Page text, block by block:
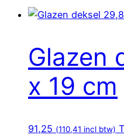
Glazen
x 19 cm
91,25 (110,41 incl btw)